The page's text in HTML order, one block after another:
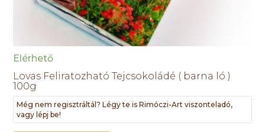
Elérhető
Lovas Feliratozható Tejcsokoládé ( barna ló )
100g
Még nem regisztráltál? Légy te is Rimóczi-Art viszonteladó,
vagy lépj be!